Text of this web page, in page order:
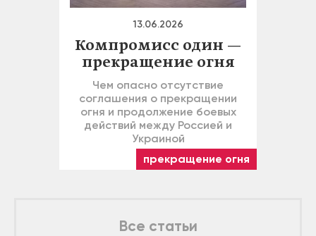
13.06.2026
Компромисс один —
прекращение огня
Чем опасно отсутствие
соглашения о прекращении
огня и продолжение боевых
действий между Россией и
Украиной
прекращение огня
Все статьи